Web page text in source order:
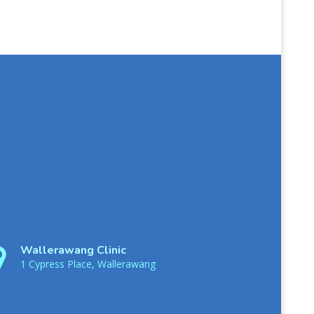
Wallerawang Clinic
1 Cypress Place, Wallerawang